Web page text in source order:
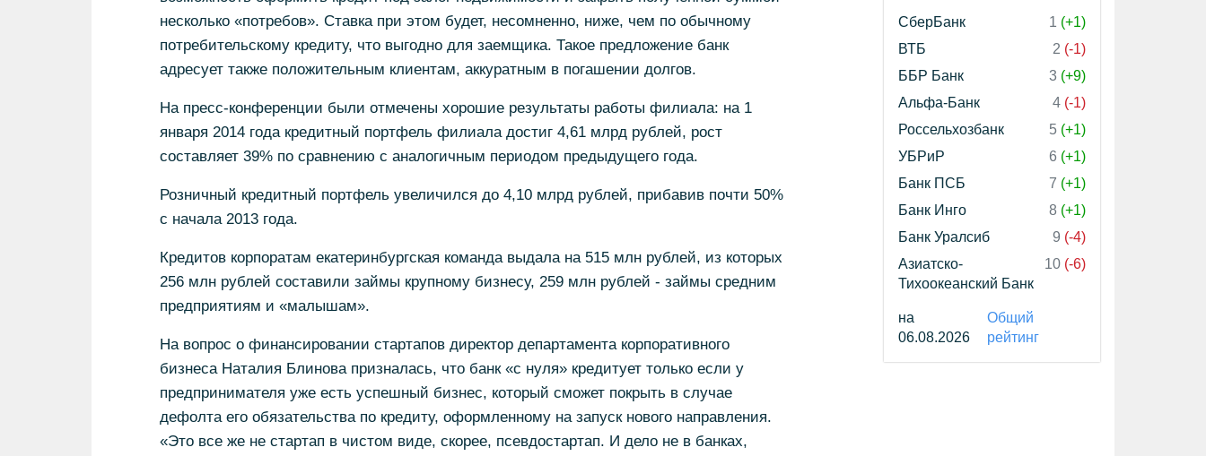
несколько «потребов». Ставка при этом будет, несомненно, ниже, чем по обычному
потребительскому кредиту, что выгодно для заемщика. Такое предложение банк
адресует также положительным клиентам, аккуратным в погашении долгов.
На пресс-конференции были отмечены хорошие результаты работы филиала: на 1
января 2014 года кредитный портфель филиала достиг 4,61 млрд рублей, рост
составляет 39% по сравнению с аналогичным периодом предыдущего года.
Розничный кредитный портфель увеличился до 4,10 млрд рублей, прибавив почти 50%
с начала 2013 года.
Кредитов корпоратам екатеринбургская команда выдала на 515 млн рублей, из которых
256 млн рублей составили займы крупному бизнесу, 259 млн рублей - займы средним
предприятиям и «малышам».
На вопрос о финансировании стартапов директор департамента корпоративного
бизнеса Наталия Блинова призналась, что банк «с нуля» кредитует только если у
предпринимателя уже есть успешный бизнес, который сможет покрыть в случае
дефолта его обязательства по кредиту, оформленному на запуск нового направления.
«Это все же не стартап в чистом виде, скорее, псевдостартап. И дело не в банках,
СберБанк 1 (+1)
ВТБ
2 (-1)
ББР Банк
3 (+9)
Альфа-Банк
4 (-1)
Россельхозбанк
5 (+1)
УБРиР
6 (+1)
Банк ПСБ
7 (+1)
Банк Инго
8 (+1)
Банк Уралсиб
9 (-4)
Азиатско-
Тихоокеанский Банк
10 (-6)
на
06.08.2026
Общий
рейтинг